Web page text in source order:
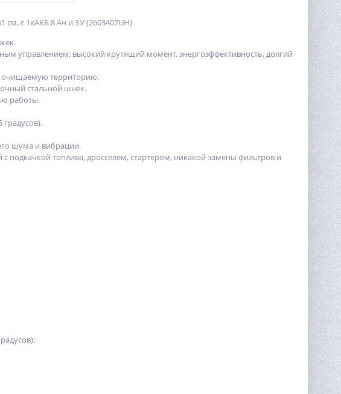
см, с 1хАКБ 8 Ач и ЗУ (2603407UH)
управлением: высокий крутящий момент, энергоэффективность, долгий
очищаемую территорию.
стальной шнек.
работы.
шума и вибрации.
подкачкой топлива, дросселем, стартером, никакой замены фильтров и